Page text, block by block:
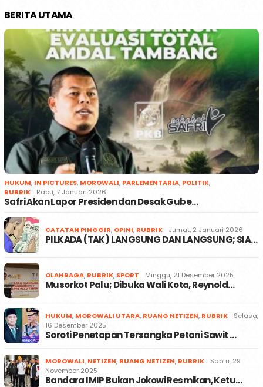
BERITA UTAMA
HUKUM, IN PICTURES, MOROWALI, PARLEMENTARIA, POLITIK,
RUBRIK
Rabu, 7 Januari 2026
Safri Akan Lapor Presiden dan Desak Gube…
CATATAN PINGGIR, OPINI, RUBRIK Jumat, 2 Januari 2026
PILKADA (TAK) LANGSUNG DAN LANGSUNG; SIA…
OLAHRAGA, RUBRIK, SPORT Minggu, 21 Desember 2025
Musorkot Palu; Dibuka Wali Kota, Reynold…
HUKUM, MOROWALI UTARA, RUANG NETIZEN, RUBRIK
Selasa,
16 Desember 2025
Soroti Penetapan Tersangka Petani Sawit …
MOROWALI, NETIZEN, RUANG NETIZEN, RUBRIK
Sabtu, 29
November 2025
Bandara IMIP Bukan Jokowi Resmikan, Ketu…